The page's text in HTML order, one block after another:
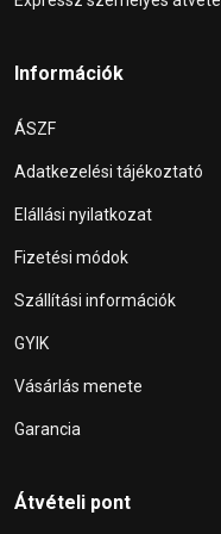
Információk
ÁSZF
Adatkezelési tájékoztató
Elállási nyilatkozat
Fizetési módok
Szállítási információk
GYIK
Vásárlás menete
Garancia
Átvételi pont